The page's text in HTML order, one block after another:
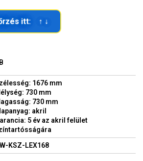
Készlet ellenőrzés itt: ↑ ↓
1676 mm
730 mm
730 mm
akril
5 év az akril felület
KSZ-LEX168